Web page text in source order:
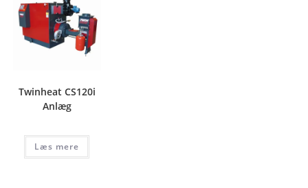
Twinheat CS120i
Anlæg
Læs mere